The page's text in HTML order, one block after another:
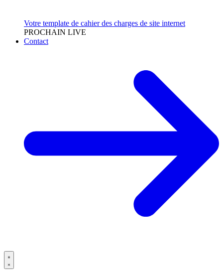
Votre template de cahier des charges de site internet
PROCHAIN LIVE
Contact